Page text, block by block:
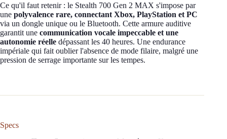
Ce qu'il faut retenir : le Stealth 700 Gen 2 MAX s'impose par
une polyvalence rare, connectant Xbox, PlayStation et PC
via un dongle unique ou le Bluetooth. Cette armure auditive
garantit une communication vocale impeccable et une
autonomie réelle dépassant les 40 heures. Une endurance
impériale qui fait oublier l'absence de mode filaire, malgré une
pression de serrage importante sur les tempes.
Specs